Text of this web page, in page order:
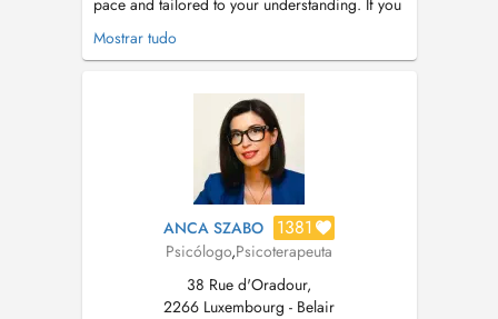
pace and tailored to your understanding. If you
are experiencing: Emotional difficulties such as
stress, anxiety, phobias, prolonged sadness, or
challenges in family, partnerships, work, or
Mostrar tudo
ANCA SZABO 1381
Psicólogo,Psicoterapeuta
38 Rue d'Oradour,
2266 Luxembourg - Belair